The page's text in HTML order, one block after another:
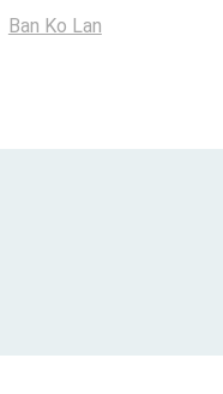
Ban Ko Lan